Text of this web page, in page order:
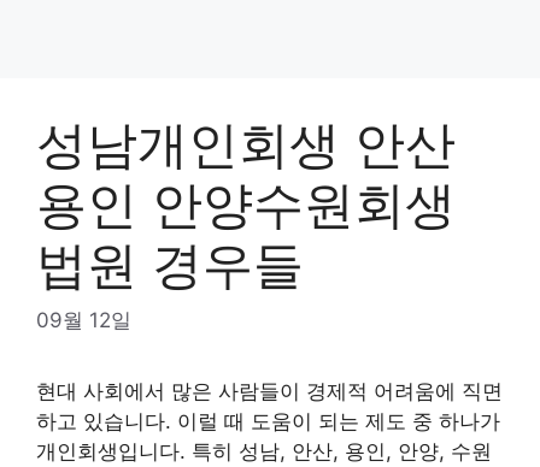
성남개인회생 안산
용인 안양수원회생
법원 경우들
09월 12일
현대 사회에서 많은 사람들이 경제적 어려움에 직면
하고 있습니다. 이럴 때 도움이 되는 제도 중 하나가
개인회생입니다. 특히 성남, 안산, 용인, 안양, 수원